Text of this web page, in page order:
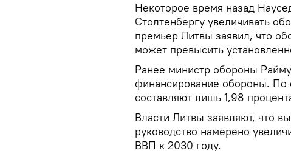
Некоторое время назад
Столтенбергу увеличивать
премьер Литвы заявил, что
может превысить
Ранее министр обороны
финансирование обороны. По
составляют лишь 1,98
Власти Литвы заявляют, что
руководство намерено
ВВП к 2030 году.